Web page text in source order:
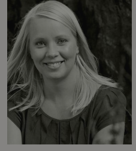
när han tittar på familjens nya
rekordgulliga hundvalp? Eller
som att man vill dansa fånigt i
köket och skicka massa hjärtan i
telefonen, som pappa gör till sin
nya tjej? Eller känns det som att
man blir alldeles skrattig, som
Viggo blir varje gång Roya från
klassen dyker upp?